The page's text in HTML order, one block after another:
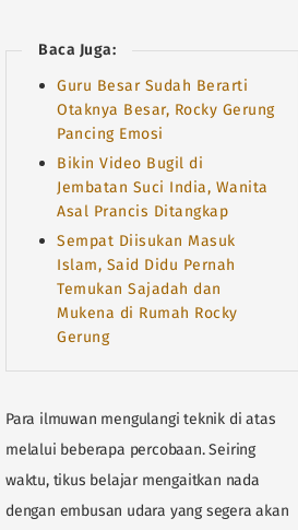
Baca Juga:
Guru Besar Sudah Berarti
Otaknya Besar, Rocky Gerung
Pancing Emosi
Bikin Video Bugil di
Jembatan Suci India, Wanita
Asal Prancis Ditangkap
Sempat Diisukan Masuk
Islam, Said Didu Pernah
Temukan Sajadah dan
Mukena di Rumah Rocky
Gerung
Para ilmuwan mengulangi teknik di atas
melalui beberapa percobaan. Seiring
waktu, tikus belajar mengaitkan nada
dengan embusan udara yang segera akan